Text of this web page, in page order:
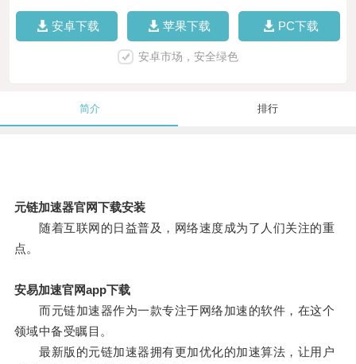
安卓下载 苹果下载 PC下载
安卓市场，安全绿色
简介 排行
元链加速器官网下载安装
随着互联网的日益普及，网络速度成为了人们关注的重
点。
安易加速官网app下载
而元链加速器作为一款专注于网络加速的软件，在这个
领域中备受瞩目。
最新版的元链加速器拥有更加优化的加速算法，让用户